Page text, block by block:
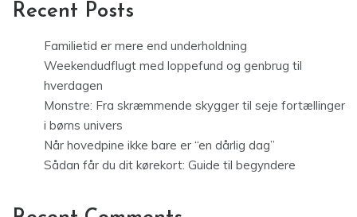
Recent Posts
Familietid er mere end underholdning
Weekendudflugt med loppefund og genbrug til
hverdagen
Monstre: Fra skræmmende skygger til seje fortællinger
i børns univers
Når hovedpine ikke bare er “en dårlig dag”
Sådan får du dit kørekort: Guide til begyndere